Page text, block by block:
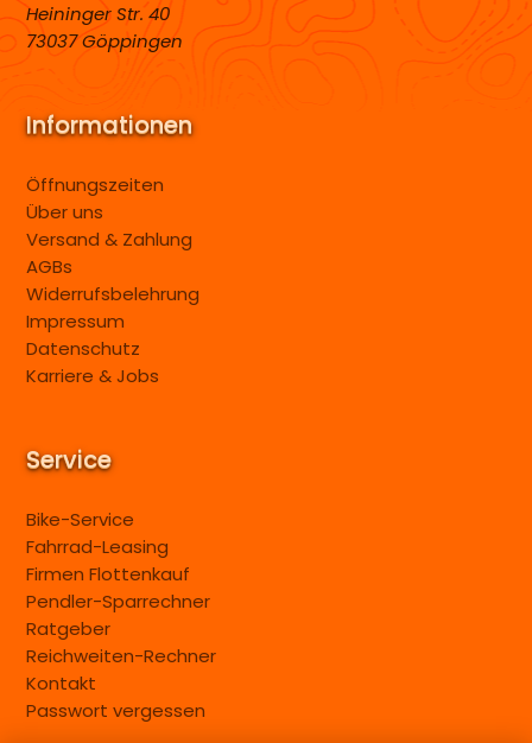
Heininger Str. 40
73037 Göppingen
Informationen
Öffnungszeiten
Über uns
Versand & Zahlung
AGBs
Widerrufsbelehrung
Impressum
Datenschutz
Karriere & Jobs
Service
Bike-Service
Fahrrad-Leasing
Firmen Flottenkauf
Pendler-Sparrechner
Ratgeber
Reichweiten-Rechner
Kontakt
Passwort vergessen